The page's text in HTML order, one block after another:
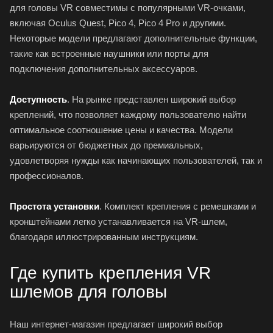
для головы VR совместимы с популярными VR-очками,
включая Oculus Quest, Pico 4, Pico 4 Pro и другими.
Некоторые модели предлагают дополнительные функции,
такие как встроенные наушники или порты для
подключения дополнительных аксессуаров.
Доступность. На рынке представлен широкий выбор
креплений, что позволяет каждому пользователю найти
оптимальное соотношение цены и качества. Модели
варьируются от бюджетных до премиальных,
удовлетворяя нужды как начинающих пользователей, так и
профессионалов.
Простота установки. Комплект крепления с ремешками и
кронштейнами легко устанавливается на VR-шлем,
благодаря иллюстрированным инструкциям.
Где купить крепления VR
шлемов для головы
Наш интернет-магазин предлагает широкий выбор